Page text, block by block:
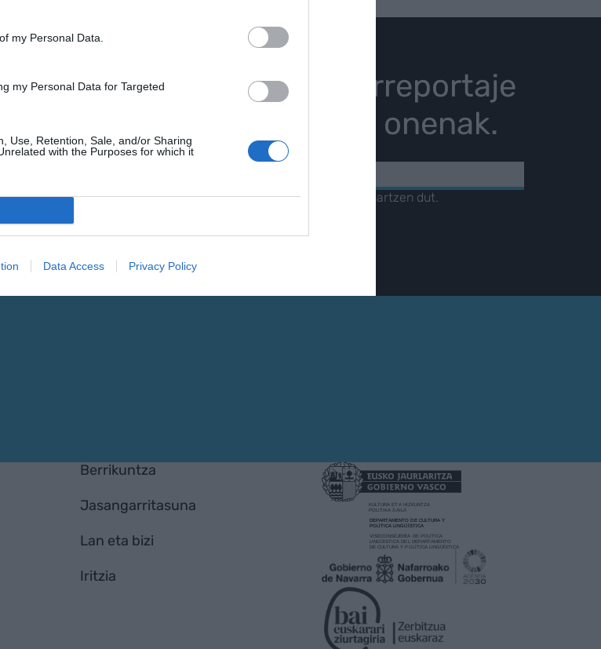
my Personal Data.
my Personal Data for Targeted
Use, Retention, Sale, and/or Sharing
with the Purposes for which it
Data Access Privacy Policy
Gure historia, erreportaje
eta elkarrizketa onenak.
POSTA-ELEKTRONIKOA
Datuen tratamenduairakurri eta onartzen dut.
Berrikuntza
Jasangarritasuna
Lan eta bizi
Iritzia